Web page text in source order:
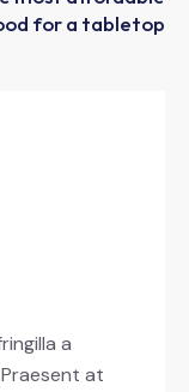
for a tabletop
a
at